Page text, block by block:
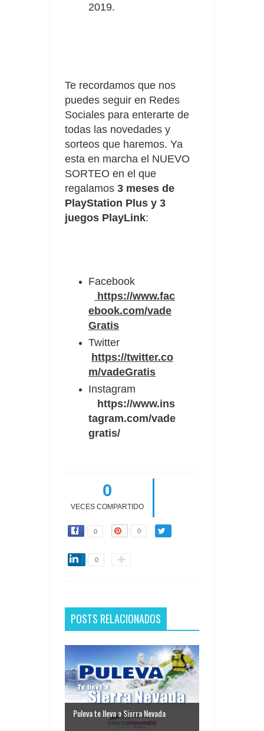
2019.
Te recordamos que nos
puedes seguir en Redes
Sociales para enterarte de
todas las novedades y
sorteos que haremos. Ya
esta en marcha el NUEVO
SORTEO en el que
regalamos 3 meses de
PlayStation Plus y 3
juegos PlayLink:
Facebook
https://www.fac
ebook.com/vade
Gratis
Twitter
https://twitter.co
m/vadeGratis
Instagram
https://www.ins
tagram.com/vade
gratis/
0
VECES COMPARTIDO
0 0
0
POSTS RELACIONADOS
Puleva te lleva a Sierra Nevada